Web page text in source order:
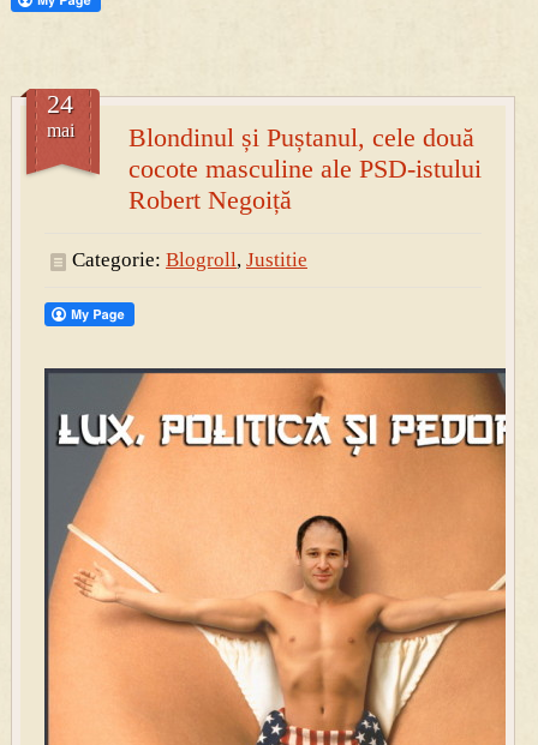
Blondinul și Puștanul, cele două
cocote masculine ale PSD-istului
Robert Negoiță
24
mai
Categorie: Blogroll, Justitie